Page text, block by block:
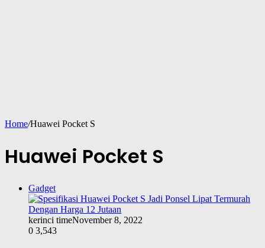
Home/Huawei Pocket S
Huawei Pocket S
Gadget
kerinci timeNovember 8, 2022
0 3,543